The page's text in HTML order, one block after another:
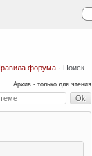
форума · Поиск
Архив - только для чтения